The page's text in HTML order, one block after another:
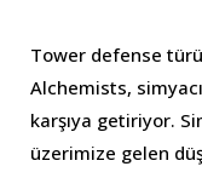
Tower defense
Alchemists,
karşıya getiriyor.
üzerimize gelen